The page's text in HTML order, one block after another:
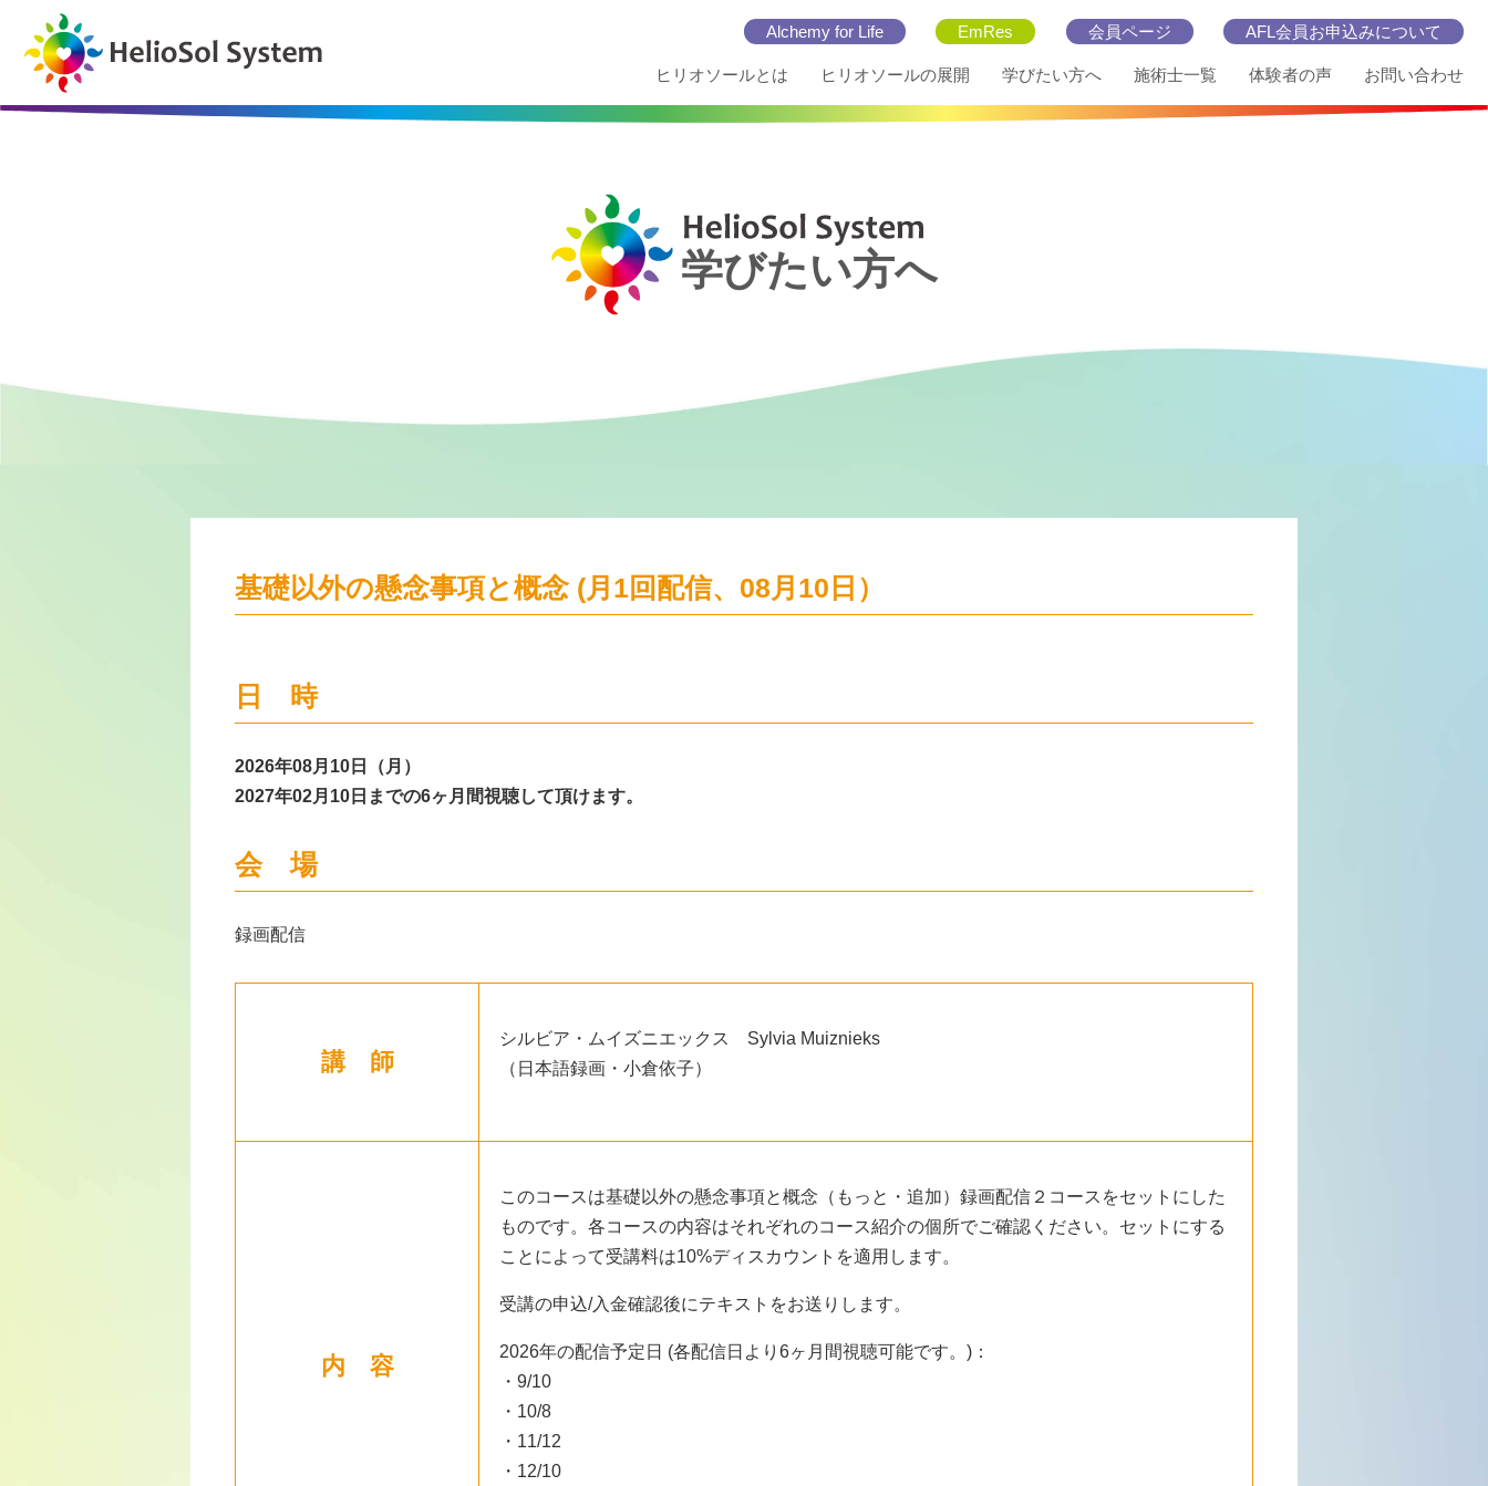
Alchemy for Life EmRes 会員ページ AFL会員お申込みについて
ヒリオソールとは ヒリオソールの展開 学びたい方へ 施術士一覧 体験者の声 お問い合わせ
学びたい方へ
基礎以外の懸念事項と概念 (月1回配信、08月10日）
日 時
2026年08月10日（月）
2027年02月10日までの6ヶ月間視聴して頂けます。
会 場
録画配信
講 師
シルビア・ムイズニエックス Sylvia Muiznieks
（日本語録画・小倉依子）
内 容
このコースは基礎以外の懸念事項と概念（もっと・追加）録画配信２コースをセットにした
ものです。各コースの内容はそれぞれのコース紹介の個所でご確認ください。セットにする
ことによって受講料は10%ディスカウントを適用します。
受講の申込/入金確認後にテキストをお送りします。
2026年の配信予定日 (各配信日より6ヶ月間視聴可能です。)：
・9/10
・10/8
・11/12
・12/10